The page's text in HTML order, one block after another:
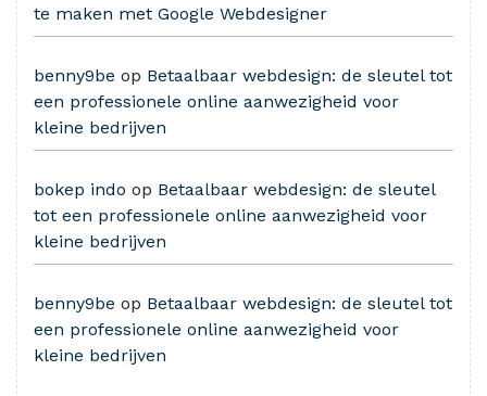
te maken met Google Webdesigner
benny9be op Betaalbaar webdesign: de sleutel tot
een professionele online aanwezigheid voor
kleine bedrijven
bokep indo op Betaalbaar webdesign: de sleutel
tot een professionele online aanwezigheid voor
kleine bedrijven
benny9be op Betaalbaar webdesign: de sleutel tot
een professionele online aanwezigheid voor
kleine bedrijven